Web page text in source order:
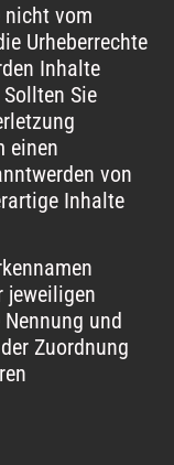
nicht vom
Urheberrechte
Inhalte
Sie
einen
von
Inhalte
jeweiligen
und
Zuordnung